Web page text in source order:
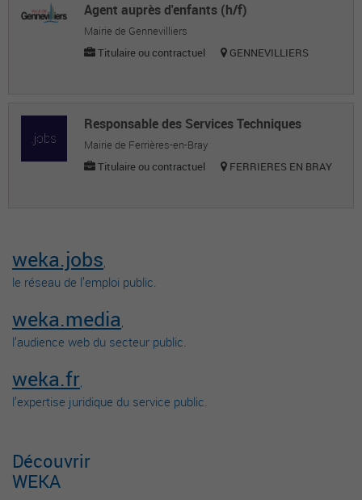
Agent auprès d'enfants (h/f)
Mairie de Gennevilliers
Titulaire ou contractuel
GENNEVILLIERS
Responsable des Services Techniques
Mairie de Ferrières-en-Bray
Titulaire ou contractuel
FERRIERES EN BRAY
weka.jobs,
le réseau de l’emploi public.
weka.media,
l’audience web du secteur public.
weka.fr,
l’expertise juridique du service public.
Découvrir
WEKA